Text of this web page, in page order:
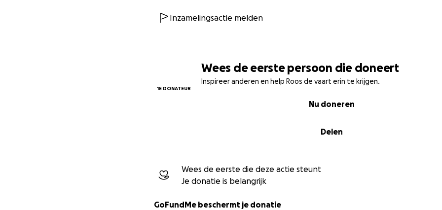
Wees de eerste persoon die doneert
Inspireer anderen en help Roos de vaart erin te krijgen.
1E DONATEUR
Delen
Nu doneren
Wees de eerste die deze actie steunt
Je donatie is belangrijk
GoFundMe beschermt je donatie
Inzamelingsactie melden